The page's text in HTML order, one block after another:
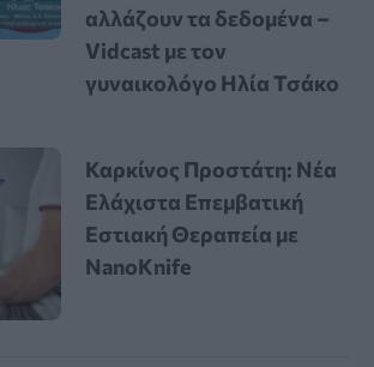
αλλάζουν τα δεδομένα –
Vidcast με τον
γυναικολόγο Ηλία Τσάκο
Καρκίνος Προστάτη: Νέα
Ελάχιστα Επεμβατική
Εστιακή Θεραπεία με
NanoKnife